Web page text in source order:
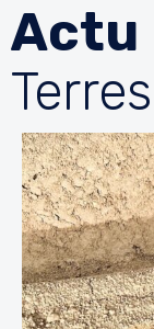
Actu
Terres